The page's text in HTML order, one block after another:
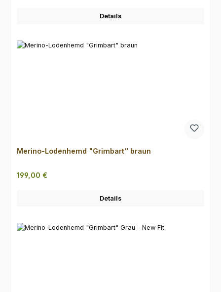
Details
Merino-Lodenhemd "Grimbart" braun
Regulärer Preis:
199,00 €
Details